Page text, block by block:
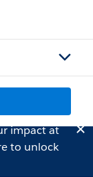
impact at
to unlock